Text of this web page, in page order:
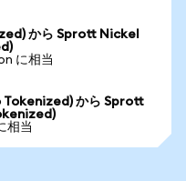
から Sprott Nickel
に相当
から Sprott
相当